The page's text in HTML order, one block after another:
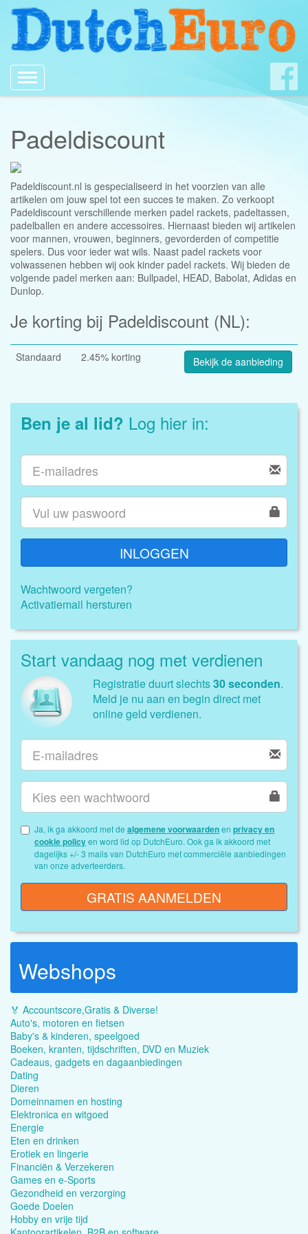
Toggle
navigation
Padeldiscount
Padeldiscount.nl is gespecialiseerd in het voorzien van alle
artikelen om jouw spel tot een succes te maken. Zo verkoopt
Padeldiscount verschillende merken padel rackets, padeltassen,
padelballen en andere accessoires. Hiernaast bieden wij artikelen
voor mannen, vrouwen, beginners, gevorderden of competitie
spelers. Dus voor ieder wat wils. Naast padel rackets voor
volwassenen hebben wij ook kinder padel rackets. Wij bieden de
volgende padel merken aan: Bullpadel, HEAD, Babolat, Adidas en
Dunlop.
Je korting bij Padeldiscount (NL):
Standaard 2.45% korting Bekijk de aanbieding
Ben je al lid? Log hier in:
INLOGGEN
Wachtwoord vergeten?
Activatiemail hersturen
Start vandaag nog met verdienen
Registratie duurt slechts30 seconden.
Meld je nu aan en begin direct met
online geld verdienen.
Ja, ik ga akkoord met de algemene voorwaardenen privacy en
cookie policy
dagelijks +/- 3 mails van DutchEuro met commerciële aanbiedingen
van onze adverteerders.
GRATIS AANMELDEN
Webshops
🏅 Accountscore,Gratis & Diverse!
Auto's, motoren en fietsen
Baby's & kinderen, speelgoed
Boeken, kranten, tijdschriften, DVD en Muziek
Cadeaus, gadgets en dagaanbiedingen
Dating
Dieren
Domeinnamen en hosting
Elektronica en witgoed
Energie
Eten en drinken
Erotiek en lingerie
Financiën & Verzekeren
Games en e-Sports
Gezondheid en verzorging
Goede Doelen
Hobby en vrije tijd